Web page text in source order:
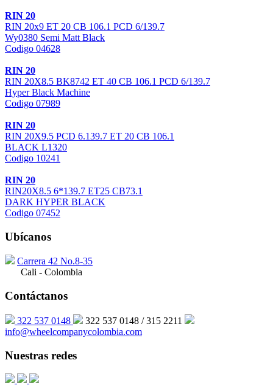
RIN 20
RIN 20x9 ET 20 CB 106.1 PCD 6/139.7
Wy0380 Semi Matt Black
Codigo 04628
RIN 20
RIN 20X8.5 BK8742 ET 40 CB 106.1 PCD 6/139.7
Hyper Black Machine
Codigo 07989
RIN 20
RIN 20X9.5 PCD 6.139.7 ET 20 CB 106.1
BLACK L1320
Codigo 10241
RIN 20
RIN20X8.5 6*139.7 ET25 CB73.1
DARK HYPER BLACK
Codigo 07452
Ubícanos
Carrera 42 No.8-35
Cali - Colombia
Contáctanos
322 537 0148
322 537 0148 / 315 2211
info@wheelcompanycolombia.com
Nuestras redes